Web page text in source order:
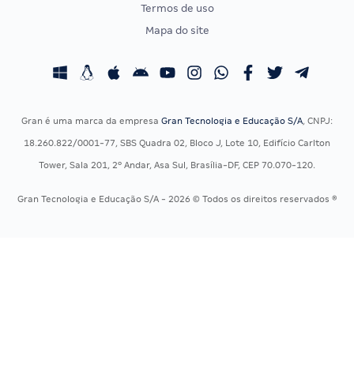
Concursos Fiscais
Residência Multiprofissional
Calendário OAB
Termos de uso
Mapa do site
Gran é uma marca da empresa Gran Tecnologia e Educação S/A, CNPJ:
18.260.822/0001-77, SBS Quadra 02, Bloco J, Lote 10, Edifício Carlton
Tower, Sala 201, 2º Andar, Asa Sul, Brasília-DF, CEP 70.070-120.
Gran Tecnologia e Educação S/A - 2026 © Todos os direitos reservados ®